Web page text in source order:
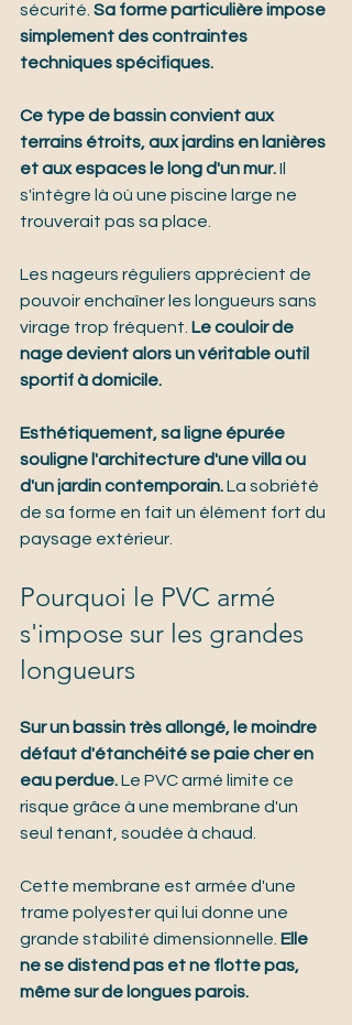
sécurité. Sa forme particulière impose
simplement des contraintes
techniques spécifiques.
Ce type de bassin convient aux
terrains étroits, aux jardins en lanières
et aux espaces le long d'un mur. Il
s'intègre là où une piscine large ne
trouverait pas sa place.
Les nageurs réguliers apprécient de
pouvoir enchaîner les longueurs sans
virage trop fréquent. Le couloir de
nage devient alors un véritable outil
sportif à domicile.
Esthétiquement, sa ligne épurée
souligne l'architecture d'une villa ou
d'un jardin contemporain. La sobriété
de sa forme en fait un élément fort du
paysage extérieur.
Pourquoi le PVC armé
s'impose sur les grandes
longueurs
Sur un bassin très allongé, le moindre
défaut d'étanchéité se paie cher en
eau perdue. Le PVC armé limite ce
risque grâce à une membrane d'un
seul tenant, soudée à chaud.
Cette membrane est armée d'une
trame polyester qui lui donne une
grande stabilité dimensionnelle. Elle
ne se distend pas et ne flotte pas,
même sur de longues parois.